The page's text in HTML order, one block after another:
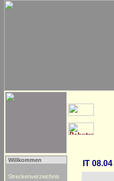
Willkommen
Streckenverzeichnis
IT 08.04